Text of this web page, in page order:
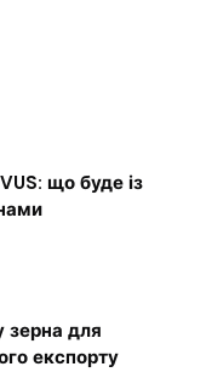
що буде із
зерна для
експорту